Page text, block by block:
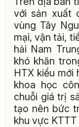
với sản xuất
vùng Tây
mại, vận tải,
hải Nam
khó khăn
HTX kiểu
khoa học
chuỗi giá trị
tạo nên bức
khu vực